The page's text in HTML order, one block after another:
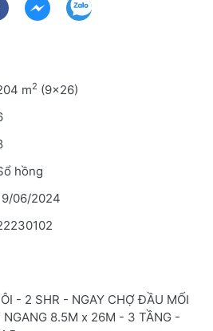
m2 (9x26)
hồng
06/2024
- 2 SHR - NGAY CHỢ ĐẦU MỐI
NGANG 8.5M x 26M - 3 TẦNG -